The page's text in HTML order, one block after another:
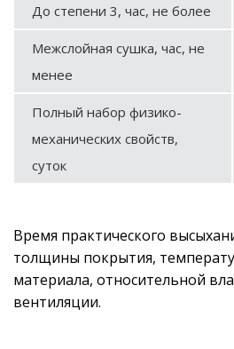
До степени 3, час, не более
Межслойная сушка, час, не
менее
Полный набор физико-
механических свойств,
суток
Время практического
толщины покрытия,
материала, относительной
вентиляции.